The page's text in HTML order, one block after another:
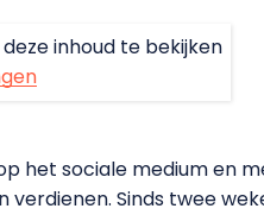
inhoud te bekijken
het sociale medium en
verdienen. Sinds twee